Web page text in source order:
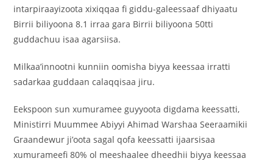
intarpiraayizoota xixiqqaa fi giddu-galeessaaf dhiyaatu
Birrii biliyoona 8.1 irraa gara Birrii biliyoona 50tti
guddachuu isaa agarsiisa.
Milkaa’innootni kunniin oomisha biyya keessaa irratti
sadarkaa guddaan calaqqisaa jiru.
Eekspoon sun xumuramee guyyoota digdama keessatti,
Ministirri Muummee Abiyyi Ahimad Warshaa Seeraamikii
Graandewur ji’oota sagal qofa keessatti ijaarsisaa
xumurameefi 80% ol meeshaalee dheedhii biyya keessaa